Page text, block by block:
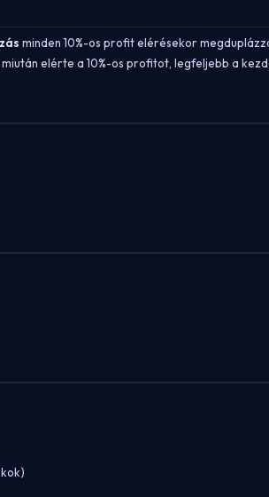
minden 10%-os profit elérésekor
elérte a 10%-os profitot, legfeljebb a